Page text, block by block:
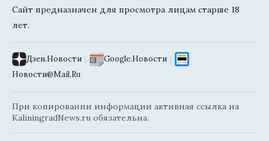
Сайт предназначен для просмотра лицам старше 18
лет.
Дзен.Новости | Google.Новости |
Новости@Mail.Ru
При копировании информации активная ссылка на
KaliningradNews.ru обязательна.